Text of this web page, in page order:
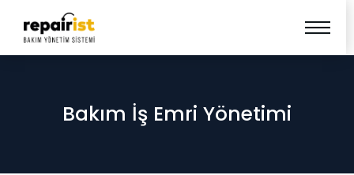
Bakım İş Emri Yönetimi